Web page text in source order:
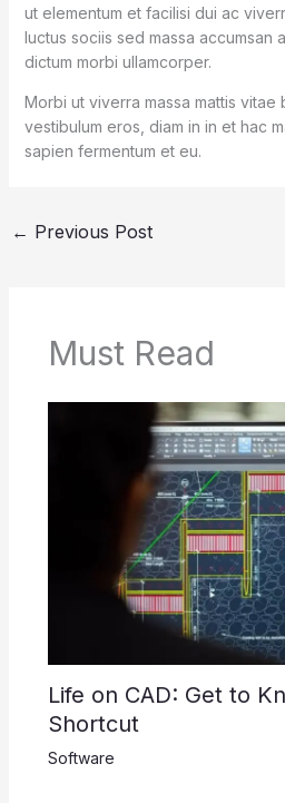
ut elementum et facilisi dui ac
luctus sociis sed massa accumsan
dictum morbi ullamcorper.
Morbi ut viverra massa mattis vitae
vestibulum eros, diam in in et hac
sapien fermentum et eu.
← Previous Post
Must Read
Life on CAD: Get to
Shortcut
Software